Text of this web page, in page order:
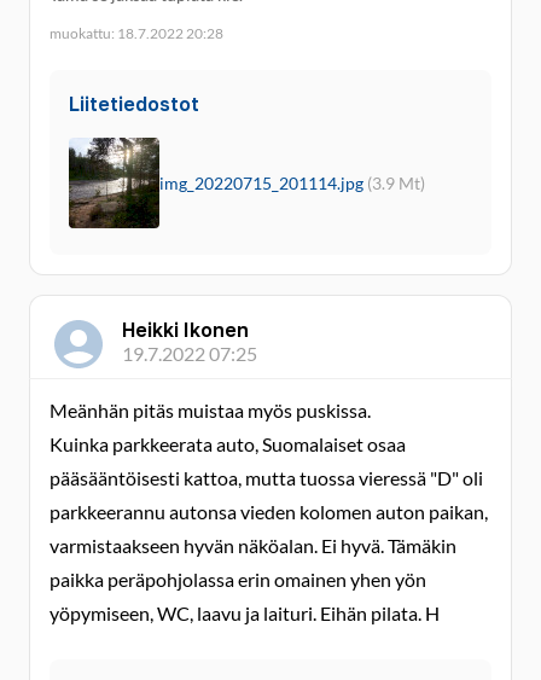
muokattu: 18.7.2022 20:28
Liitetiedostot
img_20220715_201114.jpg (3.9 Mt)
Heikki Ikonen
19.7.2022 07:25
Meänhän pitäs muistaa myös puskissa.
Kuinka parkkeerata auto, Suomalaiset osaa
pääsääntöisesti kattoa, mutta tuossa vieressä "D" oli
parkkeerannu autonsa vieden kolomen auton paikan,
varmistaakseen hyvän näköalan. Ei hyvä. Tämäkin
paikka peräpohjolassa erin omainen yhen yön
yöpymiseen, WC, laavu ja laituri. Eihän pilata. H